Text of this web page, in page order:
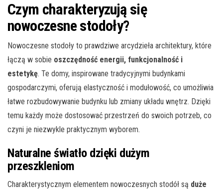
Czym charakteryzują się
nowoczesne stodoły?
Nowoczesne stodoły to prawdziwe arcydzieła architektury, które
łączą w sobie oszczędność energii, funkcjonalność i
estetykę. Te domy, inspirowane tradycyjnymi budynkami
gospodarczymi, oferują elastyczność i modułowość, co umożliwia
łatwe rozbudowywanie budynku lub zmiany układu wnętrz. Dzięki
temu każdy może dostosować przestrzeń do swoich potrzeb, co
czyni je niezwykle praktycznym wyborem.
Naturalne światło dzięki dużym
przeszkleniom
Charakterystycznym elementem nowoczesnych stodół są duże